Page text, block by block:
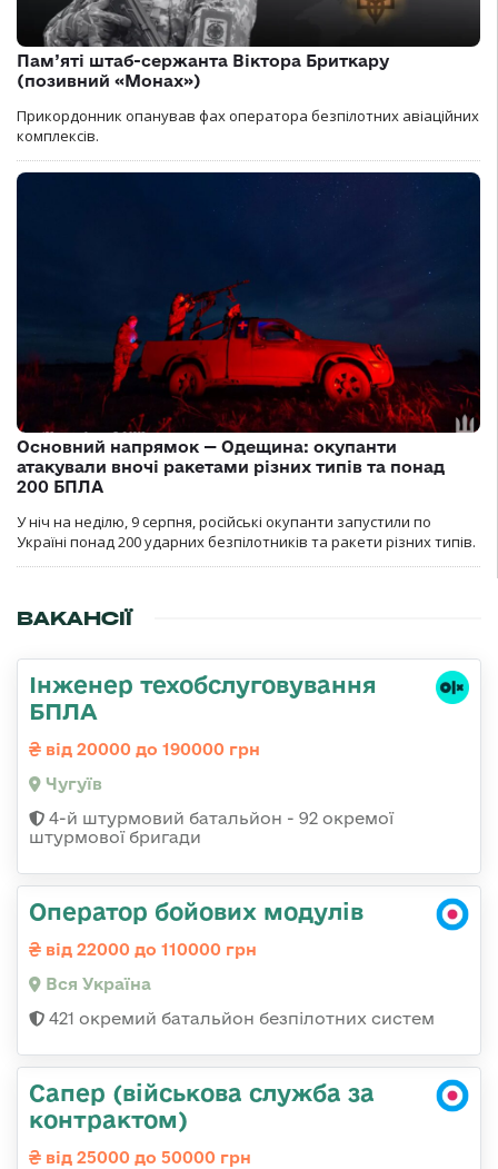
Пам’яті штаб-сержанта Віктора Бриткару
(позивний «Монах»)
Прикордонник опанував фах оператора безпілотних авіаційних
комплексів.
Основний напрямок — Одещина: окупанти
атакували вночі ракетами різних типів та понад
200 БПЛА
У ніч на неділю, 9 серпня, російські окупанти запустили по
Україні понад 200 ударних безпілотників та ракети різних типів.
ВАКАНСІЇ
Інженер техобслуговування
БПЛА
від 20000 до 190000 грн
Чугуїв
4-й штурмовий батальйон - 92 окремої
штурмової бригади
Оператор бойових модулів
від 22000 до 110000 грн
Вся Україна
421 окремий батальйон безпілотних систем
Сапер (військова служба за
контрактом)
від 25000 до 50000 грн